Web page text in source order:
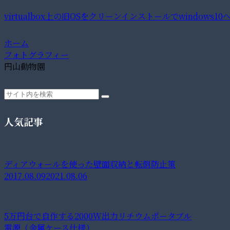
virtualbox上の旧OSをクリーンインストールでwindows10
ホーム
フォトグラフィー
円山動物園
人気記事
ディアウォールを使った壁面収納と転倒防止策
2017.08.092021.08.06
5万円台で自作する2000W出力リチウムポータブル
電源（金属ケース仕様）